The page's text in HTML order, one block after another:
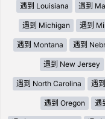
遇到 Louisiana 遇到
遇到 Michigan 遇到
遇到 Montana 遇到
遇到 New Jersey
遇到 North Carolina 遇
遇到 Oregon 遇